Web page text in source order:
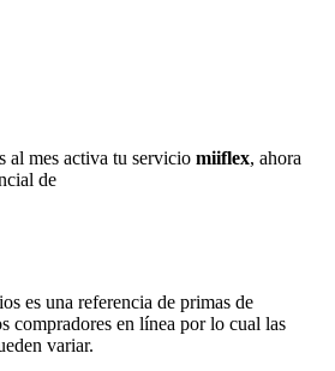
al mes activa tu servicio miiflex, ahora
de
es una referencia de primas de
compradores en línea por lo cual las
variar.